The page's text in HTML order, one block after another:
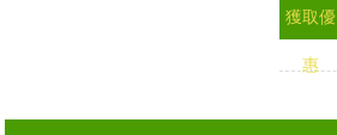
獲取優
惠